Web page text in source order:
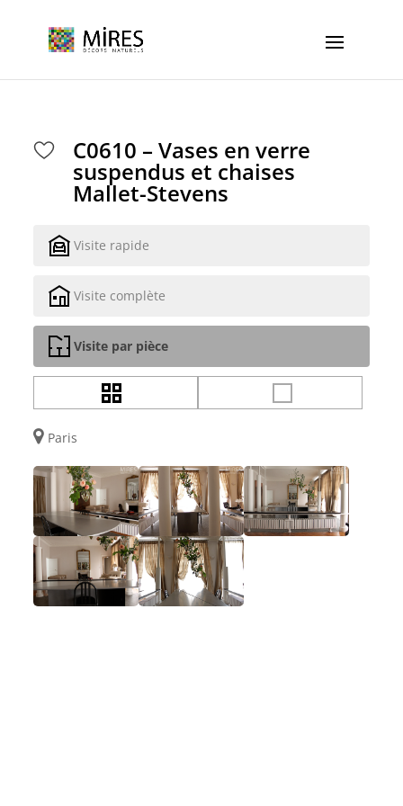
C0610 – Vases en verre
suspendus et chaises
Mallet-Stevens
Visite rapide
Visite complète
Visite par pièce
Paris